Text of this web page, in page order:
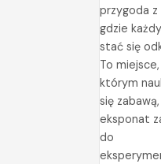
przygoda z
gdzie
stać się
To
którym
się
eksponat
do